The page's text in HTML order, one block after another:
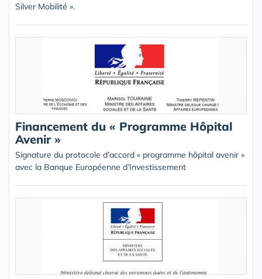
Silver Mobilité ».
Financement du « Programme Hôpital
Avenir »
Signature du protocole d’accord « programme hôpital avenir »
avec la Banque Européenne d’Investissement